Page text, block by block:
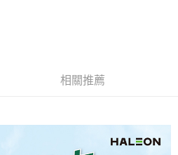
遠東國際商業銀行
中國信託商業銀行
台中商業銀行
華泰商業銀行
中國信託商業銀行
相關推薦